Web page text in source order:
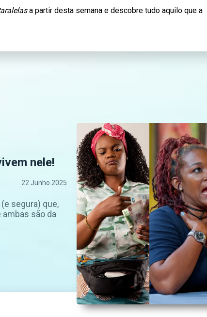
a partir desta semana e descobre tudo aquilo que a
nele!
22 Junho 2025
segura) que,
são da